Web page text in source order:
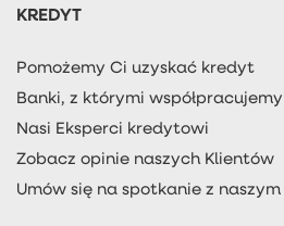
KREDYT
Pomożemy Ci uzyskać kredyt
Banki, z którymi współpracujemy
Nasi Eksperci kredytowi
Zobacz opinie naszych Klientów
Umów się na spotkanie z